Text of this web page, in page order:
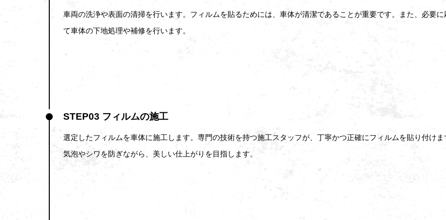
車両の洗浄や表面の清掃を行います。フィルムを貼るためには、車体が清潔であることが重要です。また、必要に
て車体の下地処理や補修を行います。
STEP03 フィルムの施工
選定したフィルムを車体に施工します。専門の技術を持つ施工スタッフが、丁寧かつ正確にフィルムを貼り付けま
気泡やシワを防ぎながら、美しい仕上がりを目指します。